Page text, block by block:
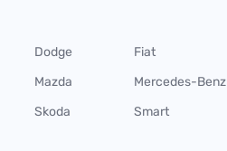
Dodge Fiat
Mazda Mercedes-Benz
Skoda Smart